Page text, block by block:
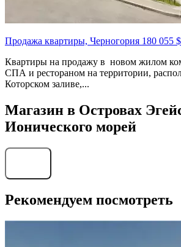
Продажа квартиры, Черногория 180 055 $
Квартиры на продажу в новом жилом
СПА и рестораном на территории,
Которском заливе,...
Магазин в Островах
Ионического морей
Рекомендуем посмотреть